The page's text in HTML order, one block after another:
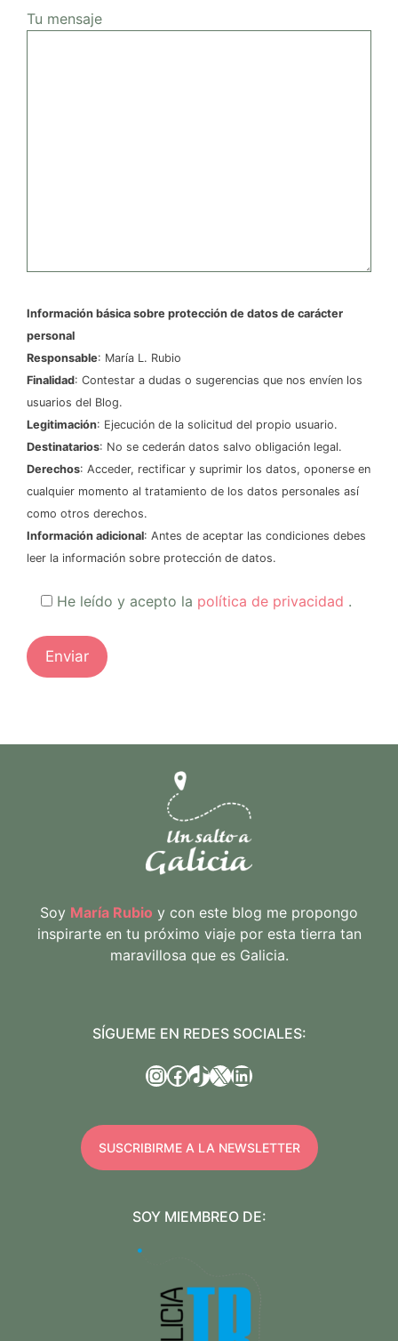
Tu mensaje
Información básica sobre protección de datos de carácter
personal
Responsable: María L. Rubio
Finalidad: Contestar a dudas o sugerencias que nos envíen los
usuarios del Blog.
Legitimación: Ejecución de la solicitud del propio usuario.
Destinatarios: No se cederán datos salvo obligación legal.
Derechos: Acceder, rectificar y suprimir los datos, oponerse en
cualquier momento al tratamiento de los datos personales así
como otros derechos.
Información adicional: Antes de aceptar las condiciones debes
leer la información sobre protección de datos.
He leído y acepto la política de privacidad .
Soy María Rubio y con este blog me propongo
inspirarte en tu próximo viaje por esta tierra tan
maravillosa que es Galicia.
SÍGUEME EN REDES SOCIALES:
Instagram
Facebook
TikTok
X LinkedIn
SUSCRIBIRME A LA NEWSLETTER
SOY MIEMBREO DE: